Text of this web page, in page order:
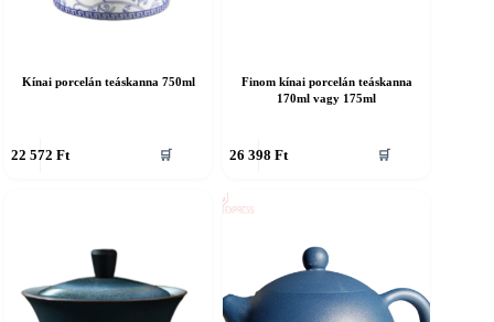
Kínai porcelán teáskanna 750ml
22 572 Ft 🛒
Finom kínai porcelán teáskanna
170ml vagy 175ml
26 398 Ft 🛒